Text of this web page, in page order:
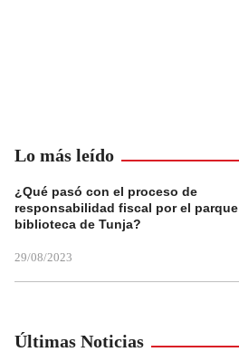
Lo más leído
¿Qué pasó con el proceso de
responsabilidad fiscal por el parque
biblioteca de Tunja?
29/08/2023
Últimas Noticias